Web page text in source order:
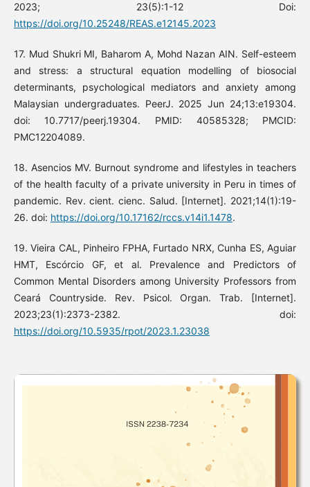
2023; 23(5):1-12 Doi:
https://doi.org/10.25248/REAS.e12145.2023
17. Mud Shukri MI, Baharom A, Mohd Nazan AIN. Self-esteem
and stress: a structural equation modelling of biosocial
determinants, psychological mediators and anxiety among
Malaysian undergraduates. PeerJ. 2025 Jun 24;13:e19304.
doi: 10.7717/peerj.19304. PMID: 40585328; PMCID:
PMC12204089.
18. Asencios MV. Burnout syndrome and lifestyles in teachers
of the health faculty of a private university in Peru in times of
pandemic. Rev. cient. cienc. Salud. [Internet]. 2021;14(1):19-
26. doi: https://doi.org/10.17162/rccs.v14i1.1478.
19. Vieira CAL, Pinheiro FPHA, Furtado NRX, Cunha ES, Aguiar
HMT, Escórcio GF, et al. Prevalence and Predictors of
Common Mental Disorders among University Professors from
Ceará Countryside. Rev. Psicol. Organ. Trab. [Internet].
2023;23(1):2373-2382. doi:
https://doi.org/10.5935/rpot/2023.1.23038